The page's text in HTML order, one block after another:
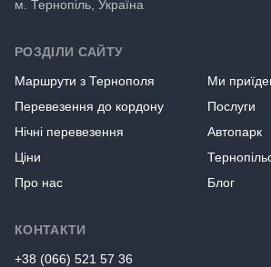
м. Тернопіль, Україна
РОЗДІЛИ САЙТУ
Маршрути з Тернополя
Ми
Перевезення до кордону
Послуги
Нічні перевезення
Автопарк
Ціни
Про нас
Блог
КОНТАКТИ
+38 (066) 521 57 36